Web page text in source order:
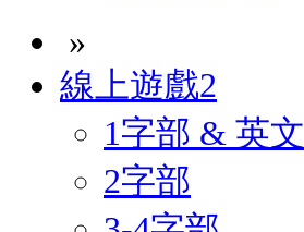
»
線上遊戲2
1字部 & 英文
2字部